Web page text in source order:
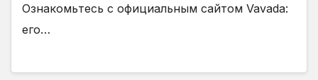
Ознакомьтесь с официальным сайтом Vavada:
его…